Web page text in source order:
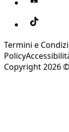
Termini e
Policy
Copyright 2026